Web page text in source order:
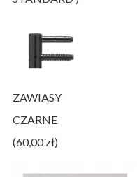
ZAWIASY
CZARNE
(60,00 zł)